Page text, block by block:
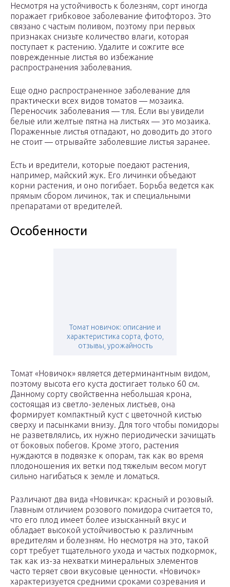
Несмотря на устойчивость к болезням, сорт иногда
поражает грибковое заболевание фитофтороз. Это
связано с частым поливом, поэтому при первых
признаках снизьте количество влаги, которая
поступает к растению. Удалите и сожгите все
поврежденные листья во избежание
распространения заболевания.
Еще одно распространенное заболевание для
практически всех видов томатов — мозаика.
Переносчик заболевания — тля. Если вы увидели
белые или желтые пятна на листьях — это мозаика.
Пораженные листья отпадают, но доводить до этого
не стоит — отрывайте заболевшие листья заранее.
Есть и вредители, которые поедают растения,
например, майский жук. Его личинки объедают
корни растения, и оно погибает. Борьба ведется как
прямым сбором личинок, так и специальными
препаратами от вредителей.
Особенности
Томат новичок: описание и
характеристика сорта, фото,
отзывы, урожайность
Томат «Новичок» является детерминантным видом,
поэтому высота его куста достигает только 60 см.
Данному сорту свойственна небольшая крона,
состоящая из светло-зеленых листьев, она
формирует компактный куст с цветочной кистью
сверху и пасынками внизу. Для того чтобы помидоры
не разветвлялись, их нужно периодически зачищать
от боковых побегов. Кроме этого, растения
нуждаются в подвязке к опорам, так как во время
плодоношения их ветки под тяжелым весом могут
сильно нагибаться к земле и ломаться.
Различают два вида «Новичка»: красный и розовый.
Главным отличием розового помидора считается то,
что его плод имеет более изысканный вкус и
обладает высокой устойчивостью к различным
вредителям и болезням. Но несмотря на это, такой
сорт требует тщательного ухода и частых подкормок,
так как из-за нехватки минеральных элементов
часто теряет свои вкусовые ценности. «Новичок»
характеризуется средними сроками созревания и